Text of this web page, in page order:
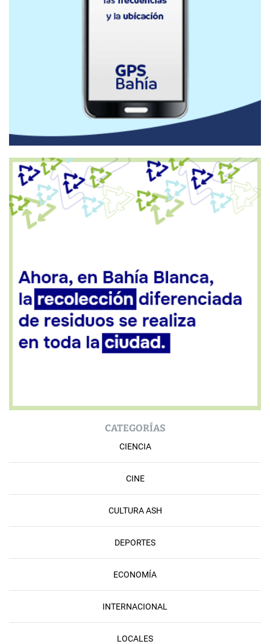
CATEGORÍAS
CIENCIA
CINE
CULTURA ASH
DEPORTES
ECONOMÍA
INTERNACIONAL
LOCALES